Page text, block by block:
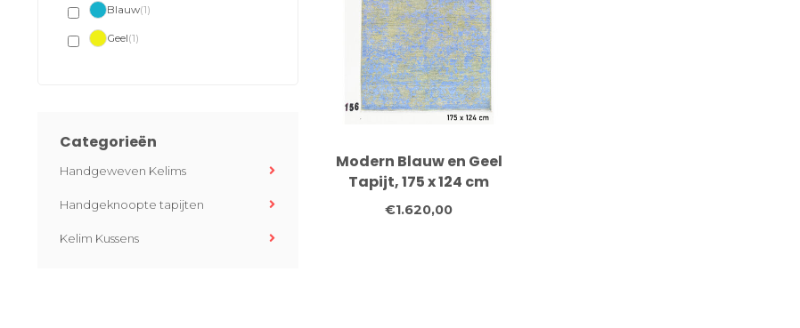
Blauw(1)
Geel(1)
Categorieën
Handgeweven Kelims
Handgeknoopte tapijten
Kelim Kussens
Modern Blauw en Geel
Tapijt, 175 x 124 cm
€1.620,00